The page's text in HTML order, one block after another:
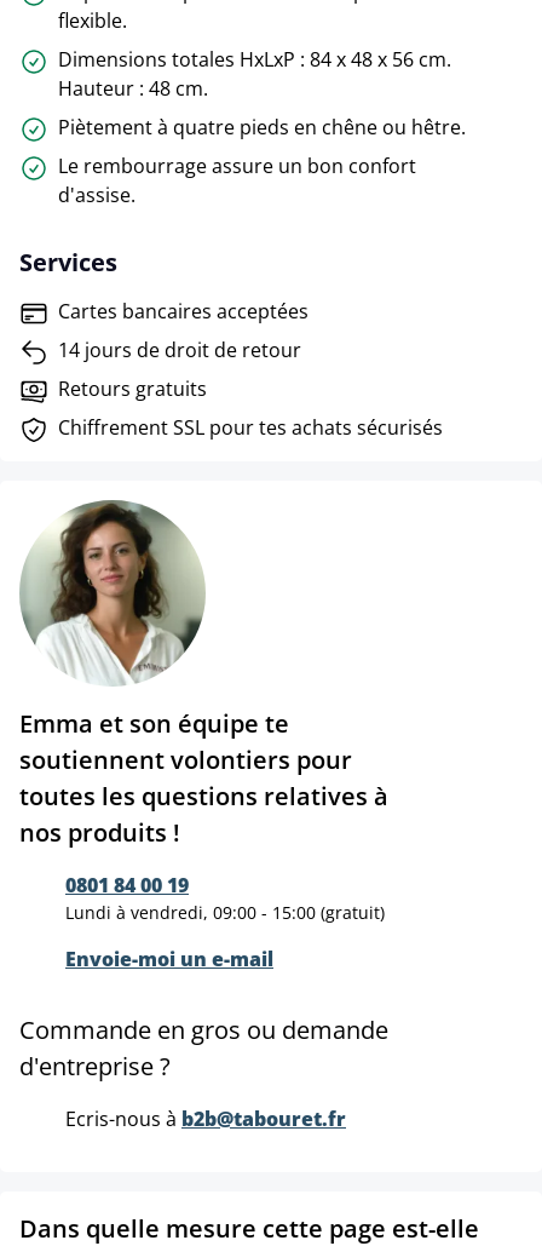
flexible.
Dimensions totales HxLxP : 84 x 48 x 56 cm.
Hauteur : 48 cm.
Piètement à quatre pieds en chêne ou hêtre.
Le rembourrage assure un bon confort
d'assise.
Services
Cartes bancaires acceptées
14 jours de droit de retour
Retours gratuits
Chiffrement SSL pour tes achats sécurisés
Emma et son équipe te
soutiennent volontiers pour
toutes les questions relatives à
nos produits !
0801 84 00 19
Lundi à vendredi, 09:00 - 15:00 (gratuit)
Envoie-moi un e-mail
Commande en gros ou demande
d'entreprise ?
Ecris-nous à b2b@tabouret.fr
Dans quelle mesure cette page est-elle